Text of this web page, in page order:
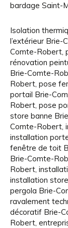
bardage Saint-
Isolation
l’extérieur
Comte-Robert,
rénovation
Brie-Comte-
Robert, pose
portail Brie-
Robert, pose
store banne
Comte-Robert,
installation
fenêtre de toit
Brie-Comte-
Robert,
installation
pergola Brie-
ravalement
décoratif Brie-
Robert,